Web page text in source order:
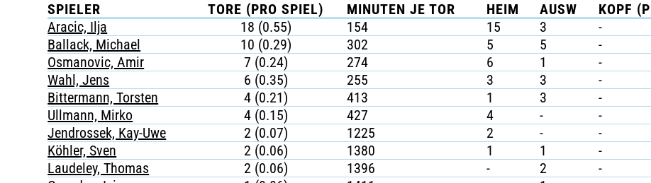
SPIELER TORE (PRO SPIEL) MINUTEN JE TOR HEIM AUSW KOPF
Aracic, Ilja
18 (0.55) 154 15 3 -
Ballack, Michael
10 (0.29) 302 5 5 -
Osmanovic, Amir
7 (0.24) 274 6 1 -
Wahl, Jens
6 (0.35) 255 3 3 -
Bittermann, Torsten
4 (0.21) 413 1 3 -
Ullmann, Mirko
4 (0.15) 427 4 - -
Jendrossek, Kay-Uwe
2 (0.07) 1225 2 - -
Köhler, Sven
2 (0.06) 1380 1 1 -
Laudeley, Thomas
2 (0.06) 1396 - 2 -